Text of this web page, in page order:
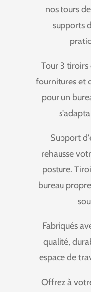
nos tours
supports
Tour 3 tiroirs
fournitures et
pour un
Support
rehausse
posture.
bureau
Fabriqués
qualité,
espace de
Offrez à